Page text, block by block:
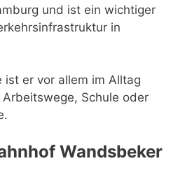
und ist ein wichtiger
in
ist er vor allem im Alltag
Schule oder
Wandsbeker